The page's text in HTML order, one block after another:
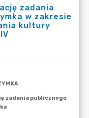
zadania
w zakresie
kultury